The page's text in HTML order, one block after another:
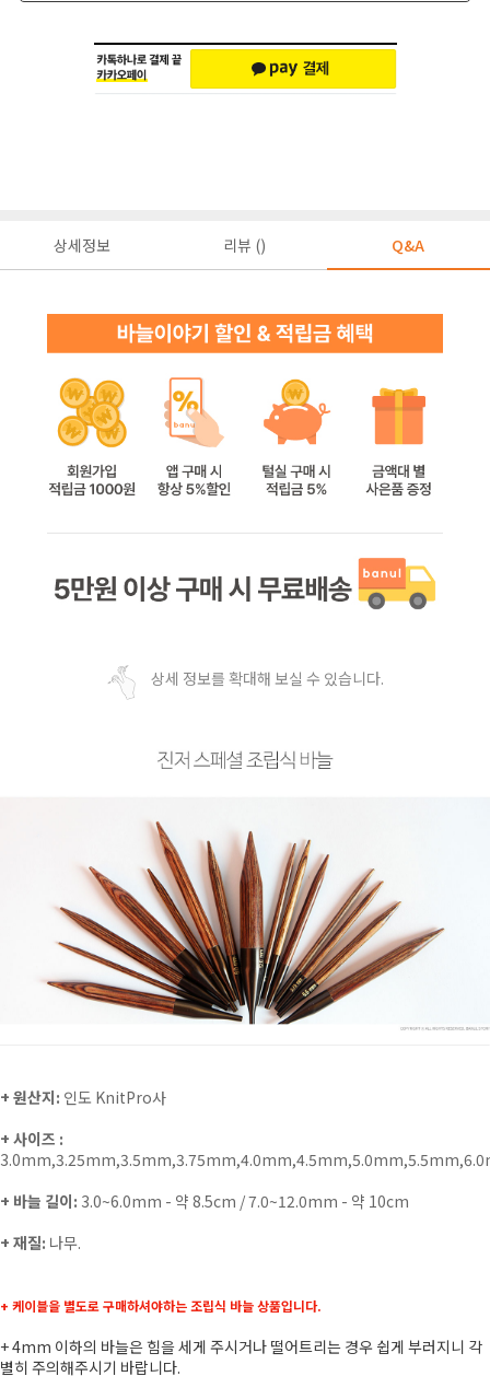
상세정보 리뷰 () Q&A
상세 정보를 확대해 보실 수 있습니다.
+ 원산지: 인도 KnitPro사
+ 사이즈 :
+ 바늘 길이: 3.0~6.0mm - 약 8.5cm / 7.0~12.0mm - 약 10cm
+ 재질: 나무.
+ 케이블을 별도로 구매하셔야하는 조립식 바늘 상품입니다.
+ 4mm 이하의 바늘은 힘을 세게 주시거나 떨어트리는 경우 쉽게 부러지니 각
별히 주의해주시기 바랍니다.